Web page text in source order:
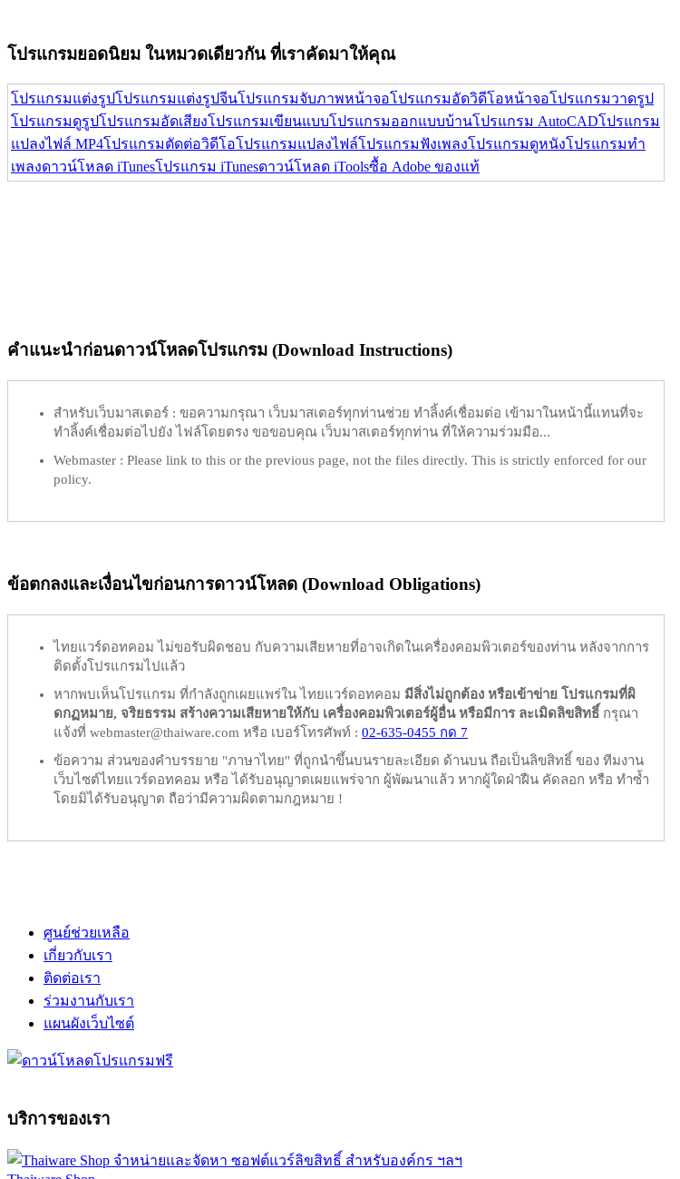
โปรแกรมยอดนิยม ในหมวดเดียวกัน ที่เราคัดมาให้คุณ
โปรแกรมแต่งรูปโปรแกรมแต่งรูปจีนโปรแกรมจับภาพหน้าจอโปรแกรมอัดวิดีโอหน้าจอโปรแกรมวาดรูป
โปรแกรมดูรูปโปรแกรมอัดเสียงโปรแกรมเขียนแบบโปรแกรมออกแบบบ้านโปรแกรม AutoCADโปรแกรม
แปลงไฟล์ MP4โปรแกรมตัดต่อวิดีโอโปรแกรมแปลงไฟล์โปรแกรมฟังเพลงโปรแกรมดูหนังโปรแกรมทำ
เพลงดาวน์โหลด iTunesโปรแกรม iTunesดาวน์โหลด iToolsซื้อ Adobe ของแท้
คำแนะนำก่อนดาวน์โหลดโปรแกรม (Download Instructions)
สำหรับเว็บมาสเตอร์ : ขอความกรุณา เว็บมาสเตอร์ทุกท่านช่วย ทำลิ้งค์เชื่อมต่อ เข้ามาในหน้านี้แทนที่จะ
ทำลิ้งค์เชื่อมต่อไปยัง ไฟล์โดยตรง ขอขอบคุณ เว็บมาสเตอร์ทุกท่าน ที่ให้ความร่วมมือ...
Webmaster : Please link to this or the previous page, not the files directly. This is strictly enforced for our
policy.
ข้อตกลงและเงื่อนไขก่อนการดาวน์โหลด (Download Obligations)
ไทยแวร์ดอทคอม ไม่ขอรับผิดชอบ กับความเสียหายที่อาจเกิดในเครื่องคอมพิวเตอร์ของท่าน หลังจากการ
ติดตั้งโปรแกรมไปแล้ว
หากพบเห็นโปรแกรม ที่กำลังถูกเผยแพร่ใน ไทยแวร์ดอทคอม มีสิ่งไม่ถูกต้อง หรือเข้าข่าย โปรแกรมที่ผิ
ดกฏหมาย, จริยธรรม สร้างความเสียหายให้กับ เครื่องคอมพิวเตอร์ผู้อื่น หรือมีการ ละเมิดลิขสิทธิ์ กรุณา
แจ้งที่ webmaster@thaiware.com หรือ เบอร์โทรศัพท์ : 02-635-0455 กด 7
ข้อความ ส่วนของคำบรรยาย "ภาษาไทย" ที่ถูกนำขึ้นบนรายละเอียด ด้านบน ถือเป็นลิขสิทธิ์ ของ ทีมงาน
เว็บไซต์ไทยแวร์ดอทคอม หรือ ได้รับอนุญาตเผยแพร่จาก ผู้พัฒนาแล้ว หากผู้ใดฝ่าฝืน คัดลอก หรือ ทำซ้ำ
โดยมิได้รับอนุญาต ถือว่ามีความผิดตามกฎหมาย !
ศูนย์ช่วยเหลือ
เกี่ยวกับเรา
ติดต่อเรา
ร่วมงานกับเรา
แผนผังเว็บไซต์
บริการของเรา